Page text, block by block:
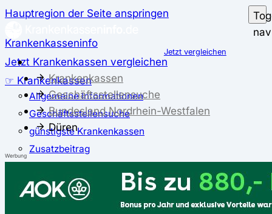
Hauptregion der Seite anspringen
Krankenkasseninfo
Jetzt Krankenkassen vergleichen
☞ Krankenkassen
Allgemeine Informationen
Geschäftsstellensuche
günstigste Krankenkassen
Zusatzbeitrag
Der große Krankenkassentest
Test für Studierende
Jetzt vergleichen
Krankenkassen
Geschäftsstellensuche
Bundesland Nordrhein-Westfalen
Düren
Werbung